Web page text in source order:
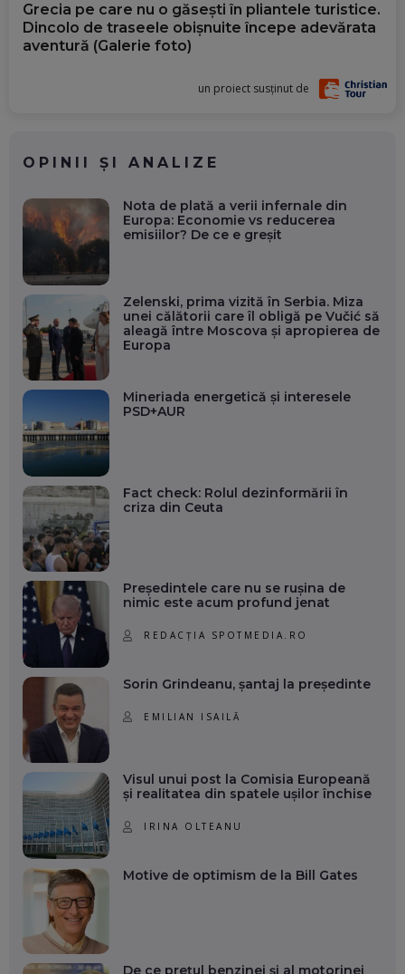
Grecia pe care nu o găsești în pliantele turistice.
Dincolo de traseele obișnuite începe adevărata
aventură (Galerie foto)
un proiect susținut de
OPINII ȘI ANALIZE
Nota de plată a verii infernale din
Europa: Economie vs reducerea
emisiilor? De ce e greșit
Zelenski, prima vizită în Serbia. Miza
unei călătorii care îl obligă pe Vučić să
aleagă între Moscova și apropierea de
Europa
Mineriada energetică și interesele
PSD+AUR
Fact check: Rolul dezinformării în
criza din Ceuta
Președintele care nu se rușina de
nimic este acum profund jenat
REDACȚIA SPOTMEDIA.RO
Sorin Grindeanu, șantaj la președinte
EMILIAN ISAILĂ
Visul unui post la Comisia Europeană
și realitatea din spatele ușilor închise
IRINA OLTEANU
Motive de optimism de la Bill Gates
De ce prețul benzinei și al motorinei